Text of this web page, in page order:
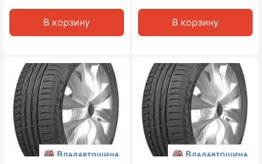
В корзину В корзину